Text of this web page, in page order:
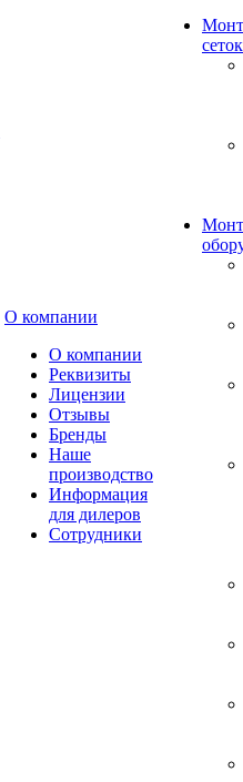
О компании
О компании
Реквизиты
Лицензии
Отзывы
Бренды
Наше
производство
Информация
для дилеров
Сотрудники
сеток